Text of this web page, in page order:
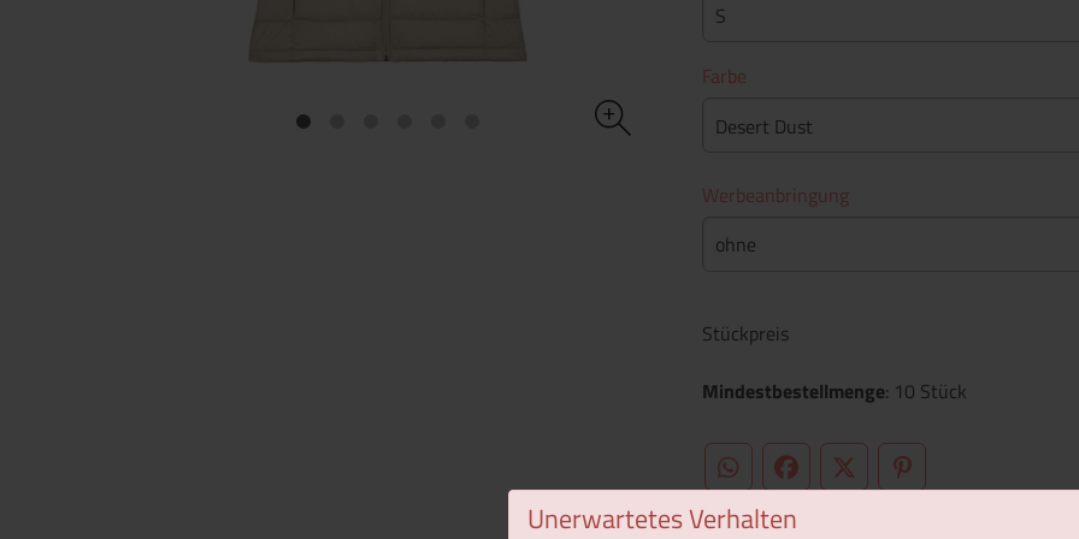
Unerwartetes Verhalten
S
Farbe
Desert Dust
Werbeanbringung
ohne
Stückpreis
Mindestbestellmenge: 10 Stück
WhatsAppFacebookTwitterPinterest